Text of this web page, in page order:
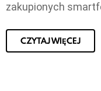
zakupionych
CZYTAJ WIĘCEJ